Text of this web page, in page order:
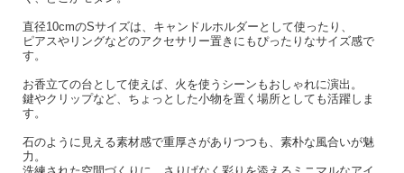
直径10cmのSサイズは、キャンドルホルダーとして使ったり、
ピアスやリングなどのアクセサリー置きにもぴったりなサイズ感で
す。
お香立ての台として使えば、火を使うシーンもおしゃれに演出。
鍵やクリップなど、ちょっとした小物を置く場所としても活躍しま
す。
石のように見える素材感で重厚さがありつつも、素朴な風合いが魅
力。